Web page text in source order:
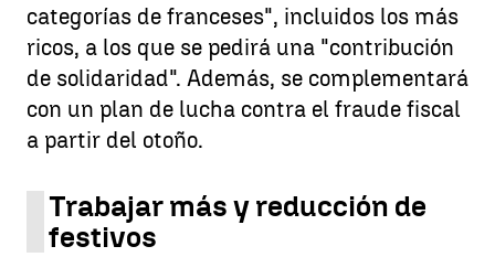
categorías de franceses", incluidos los más
ricos, a los que se pedirá una "contribución
de solidaridad". Además, se complementará
con un plan de lucha contra el fraude fiscal
a partir del otoño.
Trabajar más y reducción de
festivos